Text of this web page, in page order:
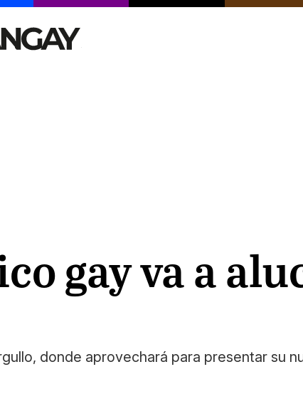
gay va a
donde aprovechará para presentar su